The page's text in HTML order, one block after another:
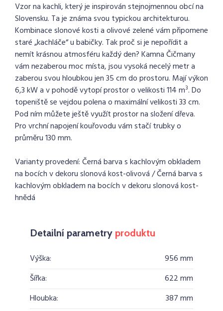
Vzor na kachli, který je inspirován stejnojmennou obcí na
Slovensku. Ta je známa svou typickou architekturou.
Kombinace slonové kosti a olivové zelené vám připomene
staré „kachláče“ u babičky. Tak proč si je nepořídit a
nemít krásnou atmosféru každý den? Kamna Čičmany
vám nezaberou moc místa, jsou vysoká necelý metr a
zaberou svou hloubkou jen 35 cm do prostoru. Mají výkon
6,3 kW a v pohodě vytopí prostor o velikosti 114 m3. Do
topeniště se vejdou polena o maximální velikosti 33 cm.
Pod ním můžete ještě využít prostor na složení dřeva.
Pro vrchní napojení kouřovodu vám stačí trubky o
průměru 130 mm.
Varianty provedení: Černá barva s kachlovým obkladem
na bocích v dekoru slonová kost-olivová / Černá barva s
kachlovým obkladem na bocích v dekoru slonová kost-
hnědá
Detailní parametry produktu
Výška:
956 mm
Šířka:
622 mm
Hloubka:
387 mm